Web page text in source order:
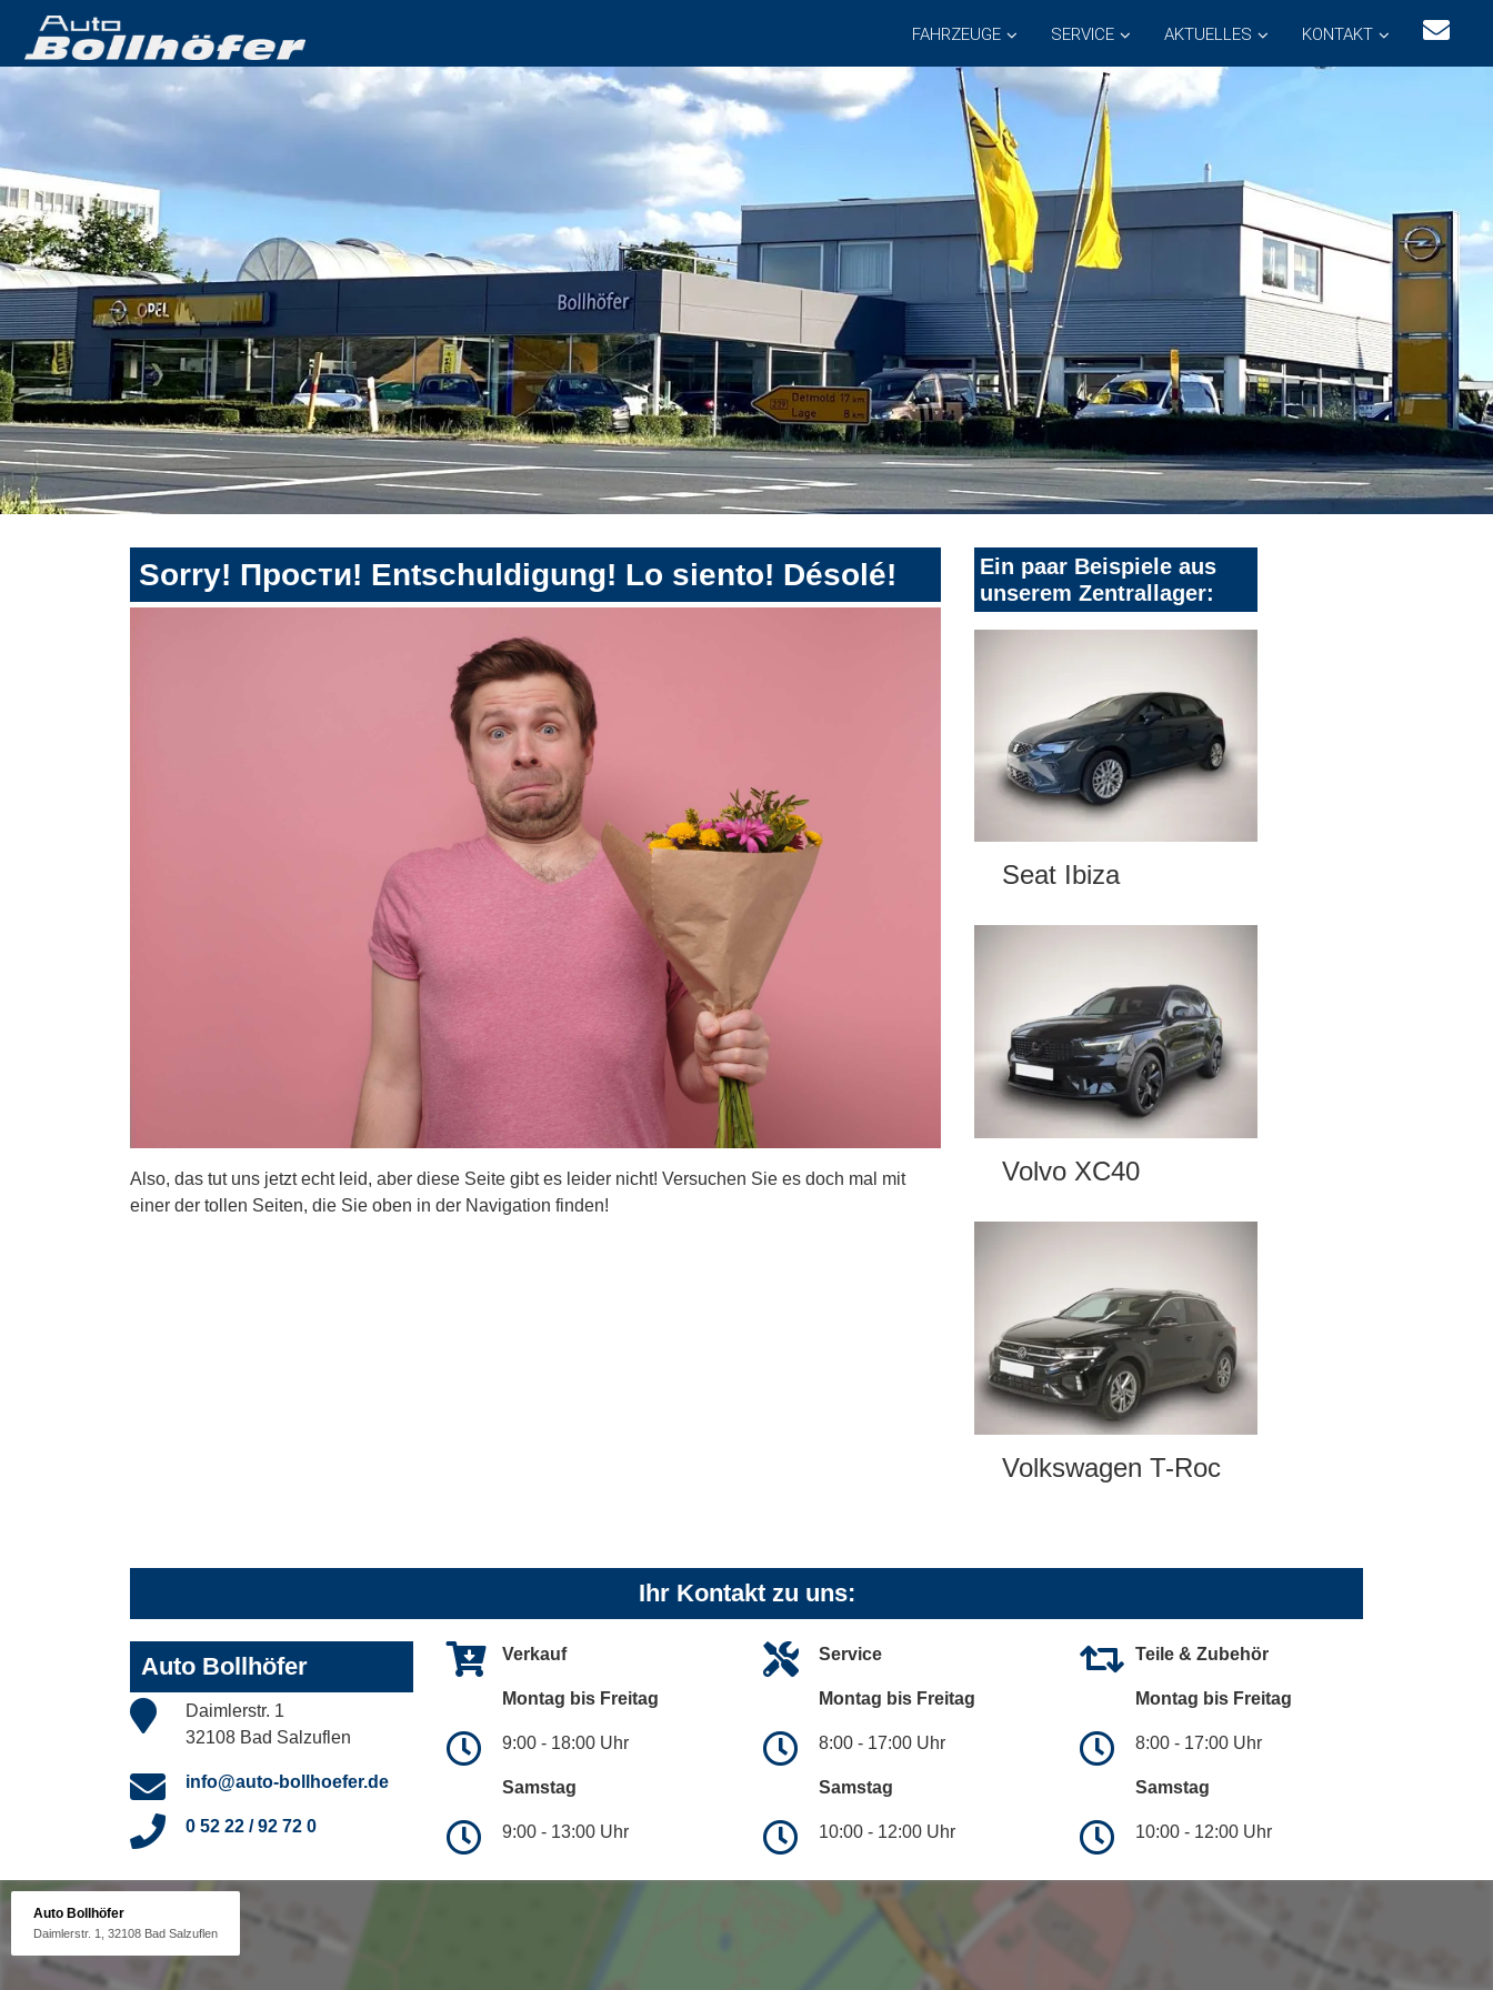
FAHRZEUGE SERVICE AKTUELLES KONTAKT
Sorry! Прости! Entschuldigung! Lo siento! Désolé!
Also, das tut uns jetzt echt leid, aber diese Seite gibt es leider nicht! Versuchen Sie es doch mal mit
einer der tollen Seiten, die Sie oben in der Navigation finden!
Ein paar Beispiele aus
unserem Zentrallager:
Seat Ibiza
Volvo XC40
Volkswagen T-Roc
Ihr Kontakt zu uns:
Auto Bollhöfer
Daimlerstr. 1
32108 Bad Salzuflen
info@auto-bollhoefer.de
0 52 22 / 92 72 0
Verkauf
Montag bis Freitag
9:00 - 18:00 Uhr
Samstag
9:00 - 13:00 Uhr
Service
Montag bis Freitag
8:00 - 17:00 Uhr
Samstag
10:00 - 12:00 Uhr
Teile & Zubehör
Montag bis Freitag
8:00 - 17:00 Uhr
Samstag
10:00 - 12:00 Uhr
Auto Bollhöfer
Daimlerstr. 1, 32108 Bad Salzuflen